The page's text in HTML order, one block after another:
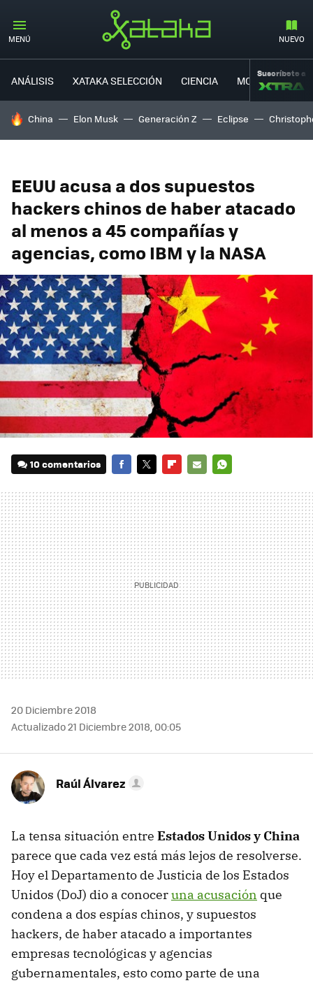
MENÚ NUEVO
ANÁLISIS XATAKA SELECCIÓN CIENCIA MOVILIDAD
Suscríbete a
HOY SE HABLA DE
China Elon Musk Generación Z Eclipse
EEUU acusa a dos supuestos
hackers chinos de haber atacado
al menos a 45 compañías y
agencias, como IBM y la NASA
10 comentarios
MAIL
20 Diciembre 2018
Actualizado 21 Diciembre 2018, 00:05
Raúl Álvarez
La tensa situación entre Estados Unidos y China
parece que cada vez está más lejos de resolverse.
Hoy el Departamento de Justicia de los Estados
Unidos (DoJ) dio a conoceruna acusación que
condena a dos espías chinos, y supuestos
hackers, de haber atacado a importantes
empresas tecnológicas y agencias
gubernamentales, esto como parte de una